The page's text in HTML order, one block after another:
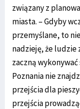
związany z
miasta. – Gdyby
przemyślane, to
nadzieję, że
zaczną
Poznania nie
przejścia dla
przejścia